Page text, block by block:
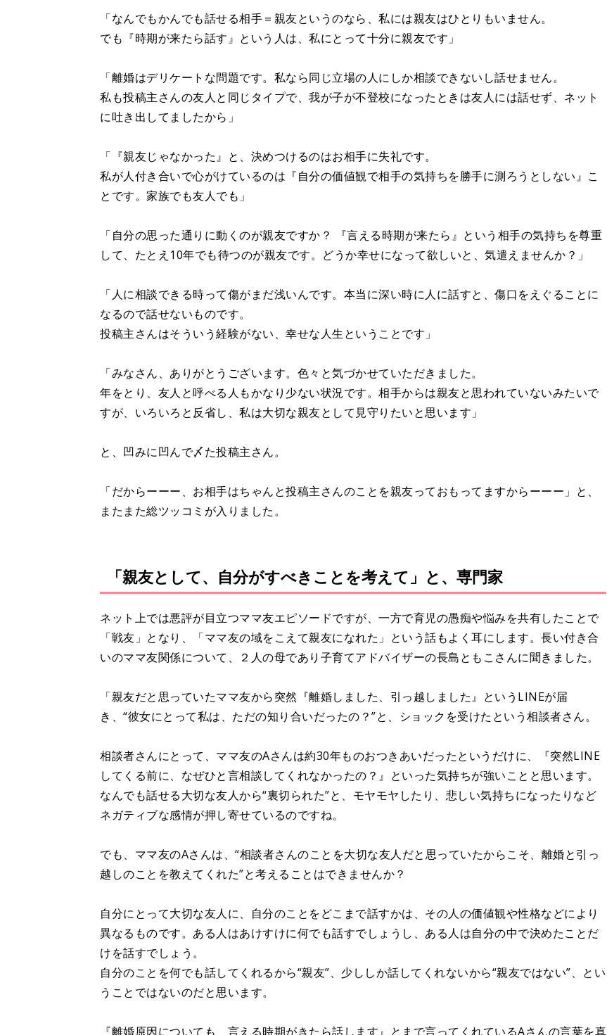
「なんでもかんでも話せる相手＝親友というのなら、私には親友はひとりもいません。
でも『時期が来たら話す』という人は、私にとって十分に親友です」
「離婚はデリケートな問題です。私なら同じ立場の人にしか相談できないし話せません。
私も投稿主さんの友人と同じタイプで、我が子が不登校になったときは友人には話せず、ネット
に吐き出してましたから」
「『親友じゃなかった』と、決めつけるのはお相手に失礼です。
私が人付き合いで心がけているのは『自分の価値観で相手の気持ちを勝手に測ろうとしない』こ
とです。家族でも友人でも」
「自分の思った通りに動くのが親友ですか？ 『言える時期が来たら』という相手の気持ちを尊重
して、たとえ10年でも待つのが親友です。どうか幸せになって欲しいと、気遣えませんか？」
「人に相談できる時って傷がまだ浅いんです。本当に深い時に人に話すと、傷口をえぐることに
なるので話せないものです。
投稿主さんはそういう経験がない、幸せな人生ということです」
「みなさん、ありがとうございます。色々と気づかせていただきました。
年をとり、友人と呼べる人もかなり少ない状況です。相手からは親友と思われていないみたいで
すが、いろいろと反省し、私は大切な親友として見守りたいと思います」
と、凹みに凹んで〆た投稿主さん。
「だからーーー、お相手はちゃんと投稿主さんのことを親友っておもってますからーーー」と、
またまた総ツッコミが入りました。
「親友として、自分がすべきことを考えて」と、専門家
ネット上では悪評が目立つママ友エピソードですが、一方で育児の愚痴や悩みを共有したことで
「戦友」となり、「ママ友の域をこえて親友になれた」という話もよく耳にします。長い付き合
いのママ友関係について、２人の母であり子育てアドバイザーの長島ともこさんに聞きました。
「親友だと思っていたママ友から突然『離婚しました、引っ越しました』というLINEが届
き、“彼女にとって私は、ただの知り合いだったの？”と、ショックを受けたという相談者さん。
相談者さんにとって、ママ友のAさんは約30年ものおつきあいだったというだけに、『突然LINE
してくる前に、なぜひと言相談してくれなかったの？』といった気持ちが強いことと思います。
なんでも話せる大切な友人から“裏切られた”と、モヤモヤしたり、悲しい気持ちになったりなど
ネガティブな感情が押し寄せているのですね。
でも、ママ友のAさんは、“相談者さんのことを大切な友人だと思っていたからこそ、離婚と引っ
越しのことを教えてくれた”と考えることはできませんか？
自分にとって大切な友人に、自分のことをどこまで話すかは、その人の価値観や性格などにより
異なるものです。ある人はあけすけに何でも話すでしょうし、ある人は自分の中で決めたことだ
けを話すでしょう。
自分のことを何でも話してくれるから“親友”、少ししか話してくれないから“親友ではない”、とい
うことではないのだと思います。
『離婚原因についても、言える時期がきたら話します』とまで言ってくれているAさんの言葉を真